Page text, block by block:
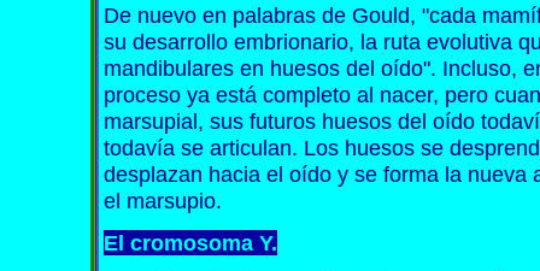
De nuevo en palabras de Gould, "cada
su desarrollo embrionario, la ruta evolutiva
mandibulares en huesos del oído". Incluso,
proceso ya está completo al nacer, pero
marsupial, sus futuros huesos del oído
todavía se articulan. Los huesos se
desplazan hacia el oído y se forma la nueva
el marsupio.
El cromosoma Y.